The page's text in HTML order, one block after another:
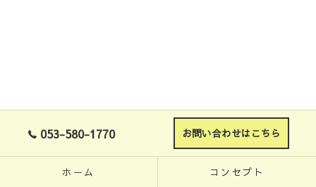
053-580-1770 お問い合わせはこちら
ホーム コンセプト